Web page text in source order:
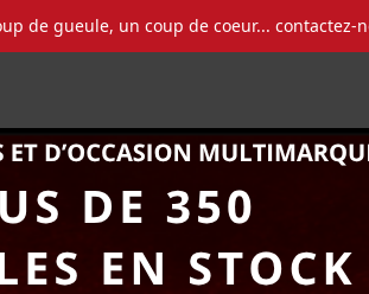
de gueule, un coup de coeur... contactez-